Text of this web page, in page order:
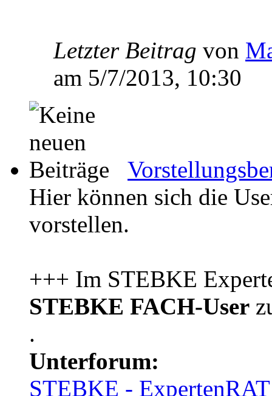
Letzter Beitrag von
am 5/7/2013, 10:30
Hier können sich die
vorstellen.
+++ Im STEBKE
STEBKE FACH-User
.
Unterforum:
STEBKE - ExpertenRAT